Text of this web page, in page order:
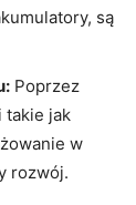
są
Poprzez
takie jak
w
rozwój.